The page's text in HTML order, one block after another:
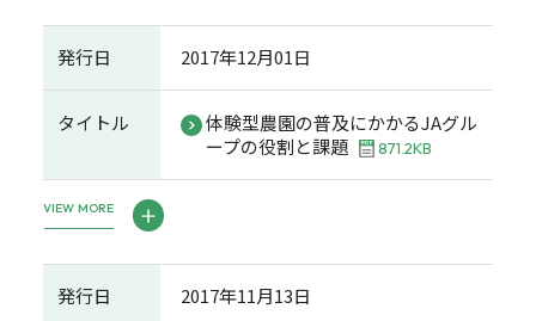
発行日 2017年12月01日
タイトル
体験型農園の普及にかかるJAグル
ープの役割と課題
871.2KB
VIEW MORE
発行日 2017年11月13日